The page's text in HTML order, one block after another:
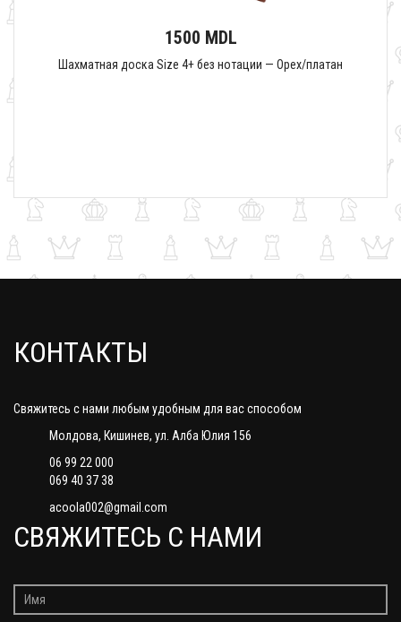
1500 MDL
Шахматная доска Size 4+ без нотации — Орех/платан
КОНТАКТЫ
Свяжитесь с нами любым удобным для вас способом
Молдова, Кишинев, ул. Алба Юлия 156
06 99 22 000
069 40 37 38
acoola002@gmail.com
СВЯЖИТЕСЬ С НАМИ